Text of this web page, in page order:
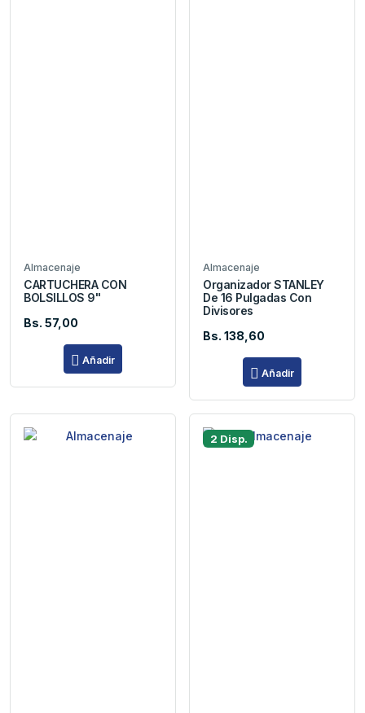
Almacenaje
CARTUCHERA CON
BOLSILLOS 9"
Bs. 57,00
Añadir
Almacenaje
Organizador STANLEY
De 16 Pulgadas Con
Divisores
Bs. 138,60
Añadir
2 Disp.